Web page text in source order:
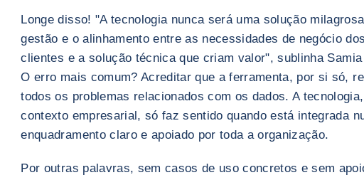
Longe disso! "A tecnologia nunca será uma solução
gestão e o alinhamento entre as necessidades de negócio
clientes e a solução técnica que criam valor", sublinha
O erro mais comum? Acreditar que a ferramenta, por si só,
todos os problemas relacionados com os dados. A
contexto empresarial, só faz sentido quando está integrada
enquadramento claro e apoiado por toda a organização.
Por outras palavras, sem casos de uso concretos e sem